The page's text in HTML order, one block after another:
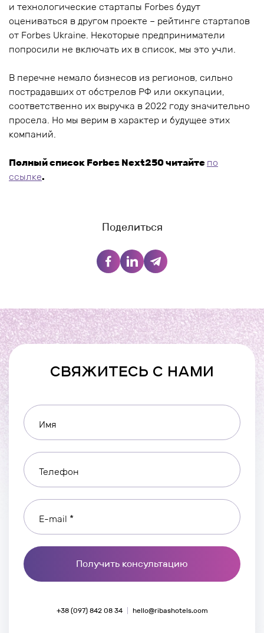
и технологические стартапы Forbes будут
оцениваться в другом проекте – рейтинге стартапов
от Forbes Ukraine. Некоторые предприниматели
попросили не включать их в список, мы это учли.
В перечне немало бизнесов из регионов, сильно
пострадавших от обстрелов РФ или оккупации,
соответственно их выручка в 2022 году значительно
просела. Но мы верим в характер и будущее этих
компаний.
Полный список Forbes Next250 читайте по
ссылке.
Поделиться
СВЯЖИТЕСЬ С НАМИ
Имя
Телефон
E-mail *
Получить консультацию
+38 (097) 842 08 34 hello@ribashotels.com